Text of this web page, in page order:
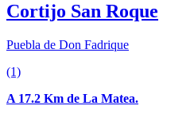
Cortijo San Roque
Puebla de Don Fadrique
(1)
A 17.2 Km de La Matea.